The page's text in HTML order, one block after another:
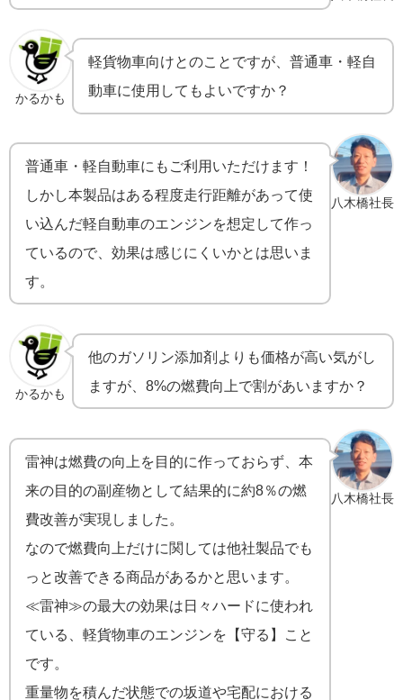
かるかも
軽貨物車向けとのことですが、普通車・軽自
動車に使用してもよいですか？
八木橋社長
普通車・軽自動車にもご利用いただけます！
しかし本製品はある程度走行距離があって使
い込んだ軽自動車のエンジンを想定して作っ
ているので、効果は感じにくいかとは思いま
す。
かるかも
他のガソリン添加剤よりも価格が高い気がし
ますが、8%の燃費向上で割があいますか？
八木橋社長
雷神は燃費の向上を目的に作っておらず、本
来の目的の副産物として結果的に約8％の燃
費改善が実現しました。
なので燃費向上だけに関しては他社製品でも
っと改善できる商品があるかと思います。
≪雷神≫の最大の効果は日々ハードに使われ
ている、軽貨物車のエンジンを【守る】こと
です。
重量物を積んだ状態での坂道や宅配における